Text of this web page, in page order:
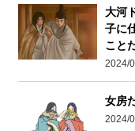
大河
子に
こと
2024/
女房
2024/